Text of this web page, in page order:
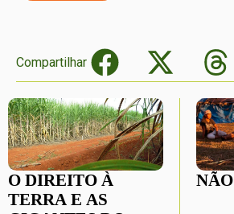
Compartilhar
O DIREITO À
TERRA E AS